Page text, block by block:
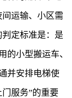
运输、小区需
定标准是：是
的小型搬运车、
并安排电梯使
服务”的重要